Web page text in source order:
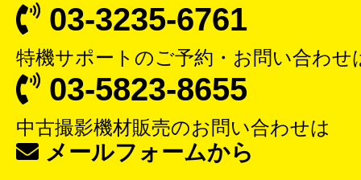
03-3235-6761
特機サポート のご予約・お問い合わせ
03-5823-8655
中古撮影機材販売のお問い合わせは
メールフォームから